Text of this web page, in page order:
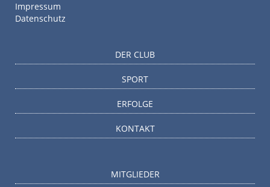
Impressum
Datenschutz
DER CLUB
SPORT
ERFOLGE
KONTAKT
MITGLIEDER